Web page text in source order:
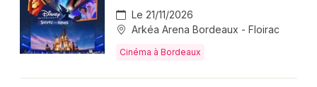
Le 21/11/2026
Arkéa Arena Bordeaux - Floirac
Cinéma à Bordeaux